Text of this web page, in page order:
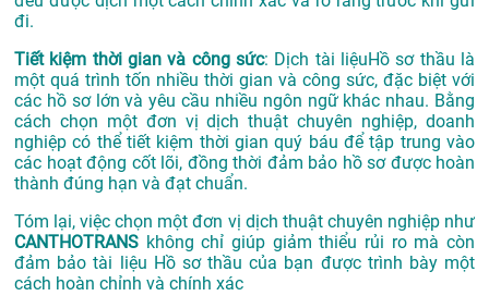
đi.
Tiết kiệm thời gian và công sức: Dịch tài liệuHồ sơ thầu là
một quá trình tốn nhiều thời gian và công sức, đặc biệt với
các hồ sơ lớn và yêu cầu nhiều ngôn ngữ khác nhau. Bằng
cách chọn một đơn vị dịch thuật chuyên nghiệp, doanh
nghiệp có thể tiết kiệm thời gian quý báu để tập trung vào
các hoạt động cốt lõi, đồng thời đảm bảo hồ sơ được hoàn
thành đúng hạn và đạt chuẩn.
Tóm lại, việc chọn một đơn vị dịch thuật chuyên nghiệp như
CANTHOTRANS không chỉ giúp giảm thiểu rủi ro mà còn
đảm bảo tài liệu Hồ sơ thầu của bạn được trình bày một
cách hoàn chỉnh và chính xác